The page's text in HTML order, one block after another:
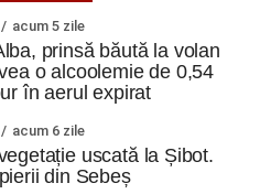
– Vreja, Viașu, Buțurcă –
Nițu, Mihăilă, Polgar, R.
Antrenor Sorin Bălu
acum 5 zile
prinsă băută la volan
o alcoolemie de 0,54
în aerul expirat
acum 6 zile
uscată la Șibot.
din Sebeș